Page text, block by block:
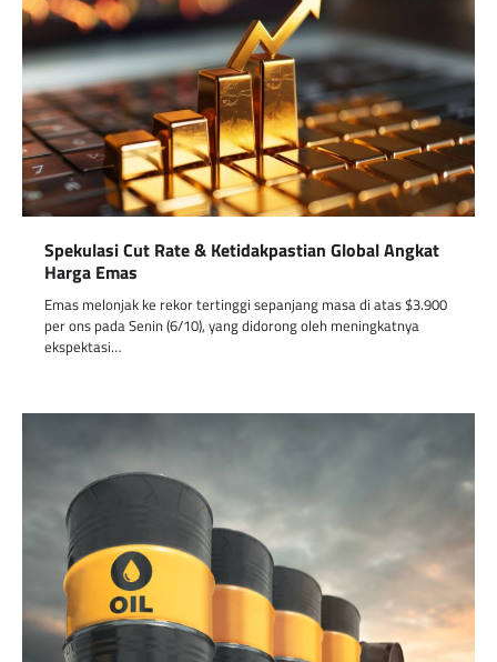
Spekulasi Cut Rate & Ketidakpastian Global Angkat
Harga Emas
Emas melonjak ke rekor tertinggi sepanjang masa di atas $3.900
per ons pada Senin (6/10), yang didorong oleh meningkatnya
ekspektasi…